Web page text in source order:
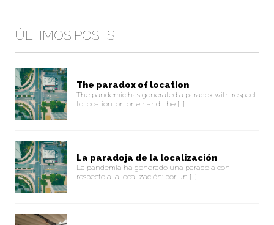
ÚLTIMOS POSTS
The paradox of location
The pandemic has generated a paradox with respect
to location: on one hand, the [...]
La paradoja de la localización
La pandemia ha generado una paradoja con
respecto a la localización: por un [...]